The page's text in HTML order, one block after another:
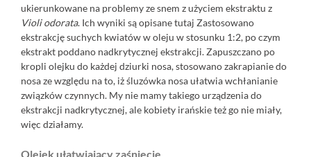
ukierunkowane na problemy ze snem z użyciem ekstraktu z
Violi odorata. Ich wyniki są opisanetutaj Zastosowano
ekstrakcję suchych kwiatów w oleju w stosunku 1:2, po czym
ekstrakt poddano nadkrytycznej ekstrakcji. Zapuszczano po
kropli olejku do każdej dziurki nosa, stosowano zakrapianie do
nosa ze względu na to, iż śluzówka nosa ułatwia wchłanianie
związków czynnych. My nie mamy takiego urządzenia do
ekstrakcji nadkrytycznej, ale kobiety irańskie też go nie miały,
więc działamy.
Olejek ułatwiający zaśnięcie